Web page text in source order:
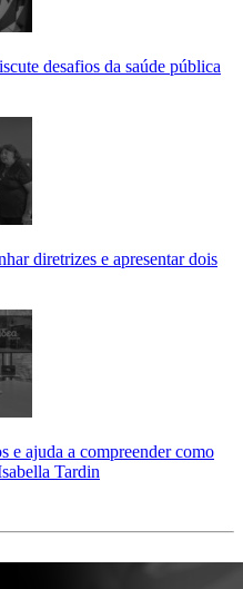
desafios da saúde pública
diretrizes e apresentar dois
e ajuda a compreender como
Tardin